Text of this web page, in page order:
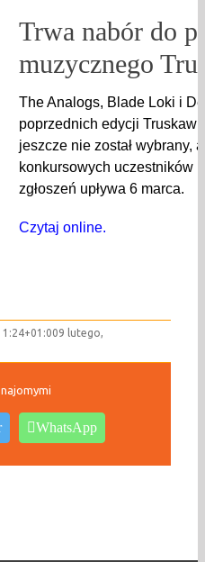
Trwa nabór do
muzycznego
The Analogs, Blade Loki i
poprzednich edycji
jeszcze nie został wybrany,
konkursowych uczestników
zgłoszeń upływa 6 marca.
Czytaj online.
9 lutego,
WhatsApp